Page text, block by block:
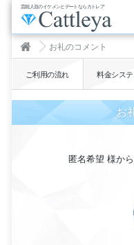
芸能人並のイケメンとデートならカトレア
お礼のコメント
ご利用の流れ 料金シス
お
匿名希望 様か